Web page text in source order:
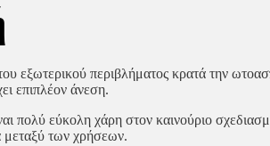
εξωτερικού περιβλήματος κρατά την
επιπλέον άνεση.
πολύ εύκολη χάρη στον καινούριο
μεταξύ των χρήσεων.